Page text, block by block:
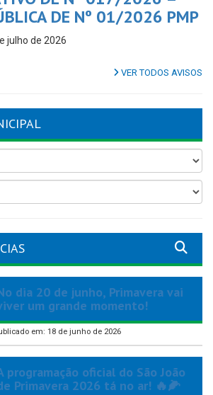
DE Nº 01/2026 PMP
julho de 2026
VER TODOS AVISOS
dia 20 de junho, Primavera vai
um grande momento!
em: 18 de junho de 2026
programação oficial do São João
Primavera 2026 tá no ar! 🔥🌽